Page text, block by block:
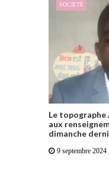
SOCIETÉ
Le topographe
aux
dimanche
9 septembre 2024